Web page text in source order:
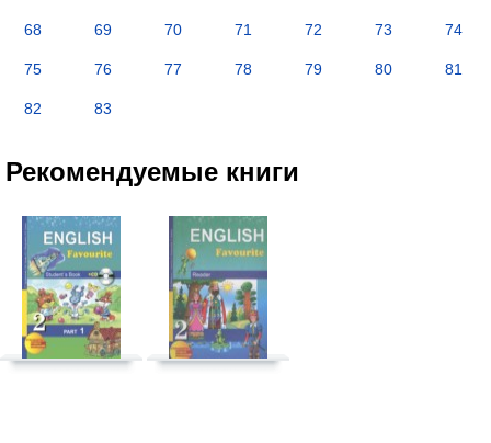
68 69 70 71 72 73 74
75 76 77 78 79 80 81
82 83
Рекомендуемые книги